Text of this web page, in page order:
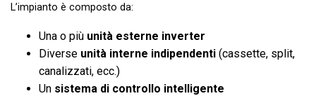
L’impianto è composto da:
Una o più unità esterne inverter
Diverse unità interne indipendenti (cassette, split,
canalizzati, ecc.)
Un sistema di controllo intelligente